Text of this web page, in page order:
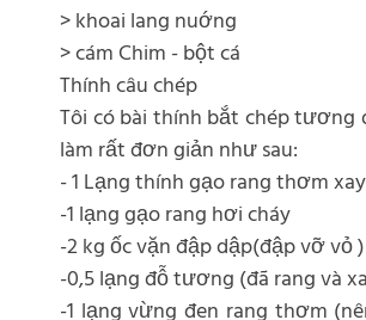
> khoai lang nuớng
> cám Chim - bột cá
Thính câu chép
Tôi có bài thính bắt chép tương
làm rất đơn giản như sau:
- 1 Lạng thính gạo rang thơm
-1 lạng gạo rang hơi cháy
-2 kg ốc vặn đập dập(đập vỡ vỏ )
-0,5 lạng đỗ tương (đã rang và
-1 lạng vừng đen rang thơm